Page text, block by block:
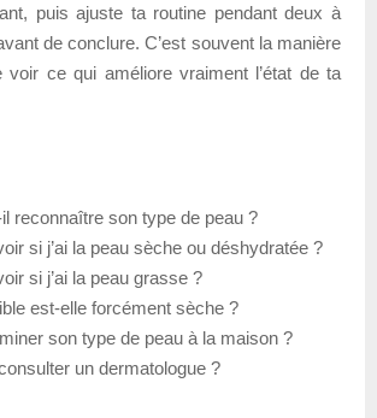
puis ajuste ta routine pendant deux à
de conclure. C’est souvent la manière
voir ce qui améliore vraiment l’état de ta
reconnaître son type de peau ?
si j’ai la peau sèche ou déshydratée ?
si j’ai la peau grasse ?
est-elle forcément sèche ?
son type de peau à la maison ?
un dermatologue ?